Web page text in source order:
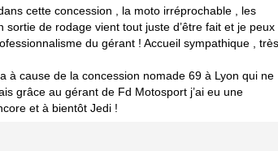
cette concession , la moto irréprochable , les
sortie de rodage vient tout juste d’être fait et je peux
du gérant ! Accueil sympathique , très
à cause de la concession nomade 69 à Lyon qui ne
grâce au gérant de Fd Motosport j’ai eu une
et à bientôt Jedi !